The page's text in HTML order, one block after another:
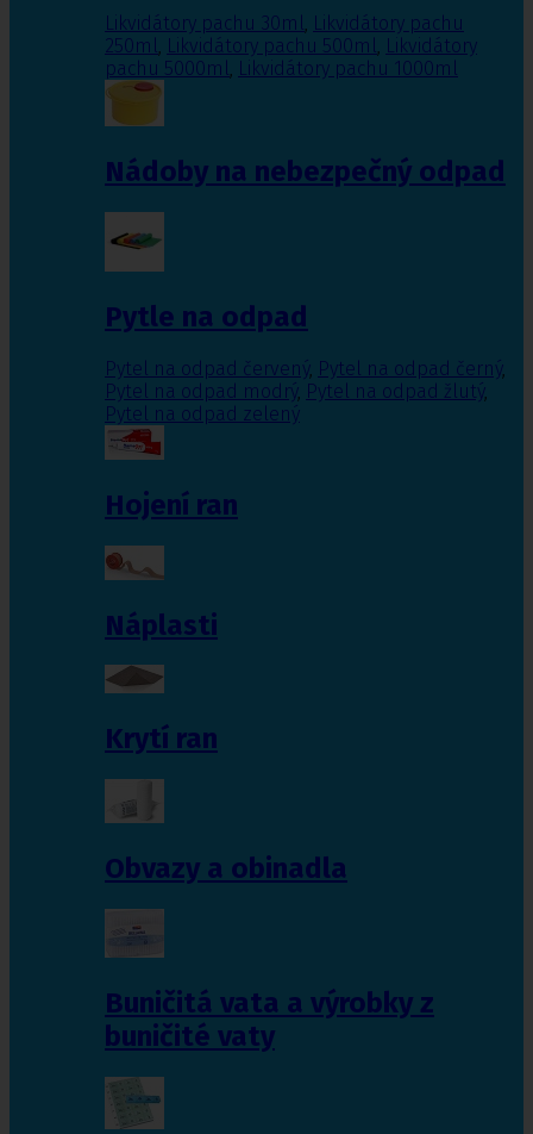
Likvidátory pachu 30ml, Likvidátory pachu
250ml, Likvidátory pachu 500ml, Likvidátory
pachu 5000ml, Likvidátory pachu 1000ml
Nádoby na nebezpečný odpad
Pytle na odpad
Pytel na odpad červený, Pytel na odpad černý,
Pytel na odpad modrý, Pytel na odpad žlutý,
Pytel na odpad zelený
Hojení ran
Náplasti
Krytí ran
Obvazy a obinadla
Buničitá vata a výrobky z
buničité vaty